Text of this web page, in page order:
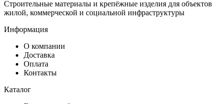
Строительные материалы и крепёжные изделия для объектов
жилой, коммерческой и социальной инфраструктуры
Информация
О компании
Доставка
Оплата
Контакты
Каталог